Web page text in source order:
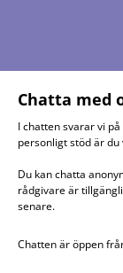
Chatta med
I chatten svarar vi
personligt stöd är
Du kan chatta
rådgivare är
senare.
Chatten är öppen